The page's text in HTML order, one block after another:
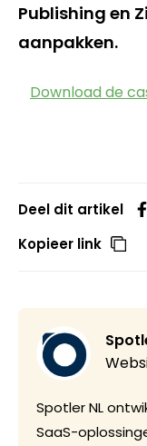
Publishing en
aanpakken.
Download de
Deel dit artikel
Kopieer link
Spotler NL
SaaS-